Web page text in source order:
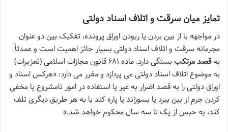
تمایز میان سرقت و اتلاف اسناد دولتی
در مواجهه با از بین بردن یا ربودن اوراق پرونده، تفکیک بین دو عنوان
مجرمانه سرقت و اتلاف اسناد دولتی بسیار حائز اهمیت است و عمدتاً
بهقصد مرتکب
بستگی دارد. ماده ۶۸۱ قانون مجازات اسلامی (تعزیرات)
به موضوع اتلاف اسناد دولتی می پردازد و مقرر می دارد: «هرکس اسناد و
اوراق دولتی را به قصد اضرار به غیر یا استفاده در امور نامشروع یا مخفی
کردن جرم از بین ببرد یا بسوزاند یا پاره کند یا به هر طریق دیگری تلف
کند، به حبس از یک تا سه سال محکوم خواهد شد.»